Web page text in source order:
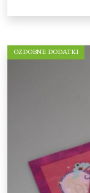
OZDOBNE DODATKI